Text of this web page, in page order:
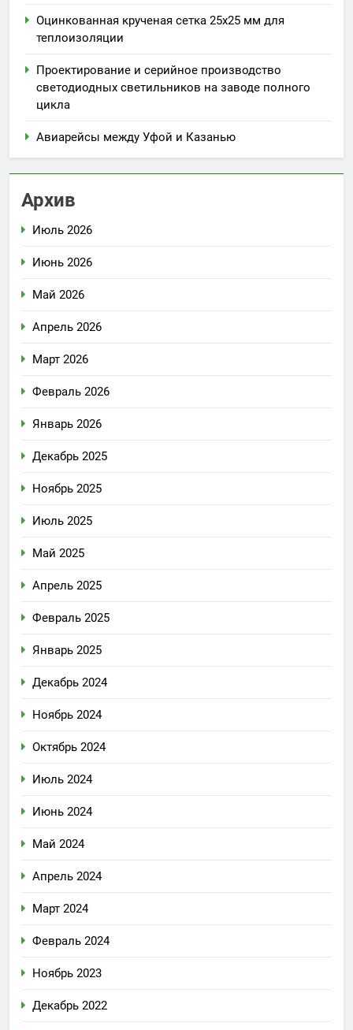
Оцинкованная крученая сетка 25х25 мм для
теплоизоляции
Проектирование и серийное производство
светодиодных светильников на заводе полного
цикла
Авиарейсы между Уфой и Казанью
Архив
Июль 2026
Июнь 2026
Май 2026
Апрель 2026
Март 2026
Февраль 2026
Январь 2026
Декабрь 2025
Ноябрь 2025
Июль 2025
Май 2025
Апрель 2025
Февраль 2025
Январь 2025
Декабрь 2024
Ноябрь 2024
Октябрь 2024
Июль 2024
Июнь 2024
Май 2024
Апрель 2024
Март 2024
Февраль 2024
Ноябрь 2023
Декабрь 2022